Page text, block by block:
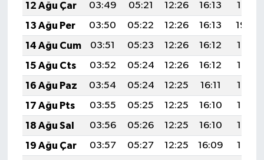
12 Ağu Çar
03:49 05:21 12:26 16:13
19:21
13 Ağu Per
03:50 05:22 12:26 16:13
19:20
14 Ağu Cum
03:51 05:23 12:26 16:12
19:19
15 Ağu Cts
03:52 05:24 12:26 16:12
19:18
16 Ağu Paz
03:54 05:24 12:25 16:11
19:16
17 Ağu Pts
03:55 05:25 12:25 16:10
19:15
18 Ağu Sal
03:56 05:26 12:25 16:10
19:14
19 Ağu Çar
03:57 05:27 12:25 16:09
19:12